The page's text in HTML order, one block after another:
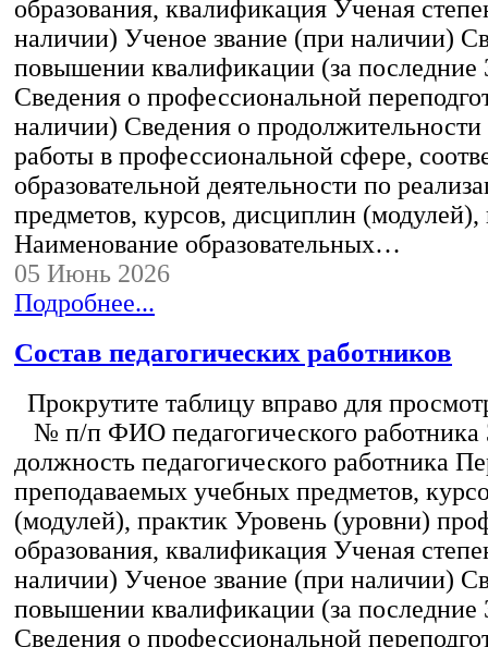
образования, квалификация Ученая
наличии) Ученое звание (при наличии)
повышении квалификации (за последние
Сведения о профессиональной
наличии) Сведения о
работы в профессиональной сфере,
образовательной деятельности по
предметов, курсов, дисциплин (модулей),
Наименование образовательных…
05 Июнь 2026
Подробнее...
Состав педагогических работников
Прокрутите таблицу вправо для
№ п/п ФИО педагогического работника
должность педагогического работника
преподаваемых учебных предметов,
(модулей), практик Уровень (уровни)
образования, квалификация Ученая
наличии) Ученое звание (при наличии)
повышении квалификации (за последние
Сведения о профессиональной